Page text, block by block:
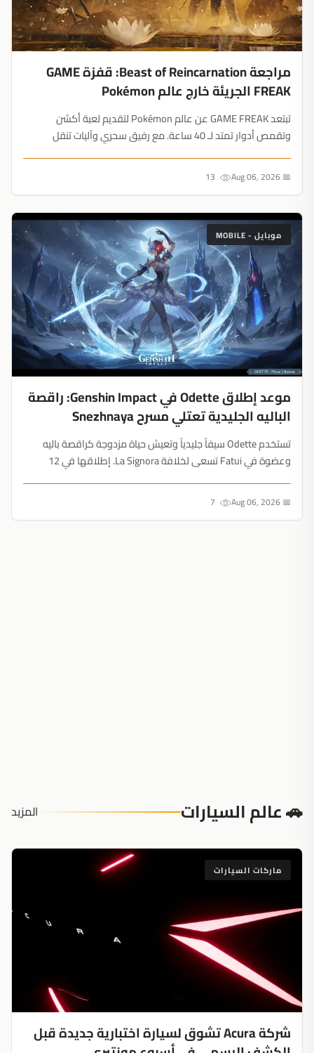
مراجعة Beast of Reincarnation: قفزة GAME
FREAK الجريئة خارج عالم Pokémon
تبتعد GAME FREAK عن عالم Pokémon لتقديم لعبة أكشن
وتقمص أدوار تمتد لـ 40 ساعة. مع رفيق سحري وآليات تنقل
📅 Aug 06, 2026
موبايل - MOBILE
موعد إطلاق Odette في Genshin Impact: راقصة
الباليه الجليدية تعتلي مسرح Snezhnaya
تستخدم Odette سيفاً جليدياً وتعيش حياة مزدوجة كراقصة باليه
وعضوة في Fatui تسعى لخلافة La Signora. إطلاقها في 12
📅 Aug 06, 2026
🚗 عالم السيارات المزيد
ماركات السيارات
شركة Acura تشوق لسيارة اختبارية جديدة قبل